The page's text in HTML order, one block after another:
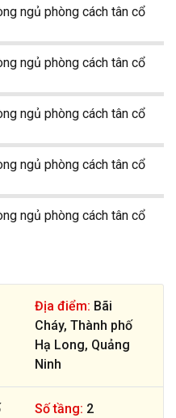
Địa điểm: Bãi
Cháy, Thành phố
Hạ Long, Quảng
Ninh
Số tầng: 2